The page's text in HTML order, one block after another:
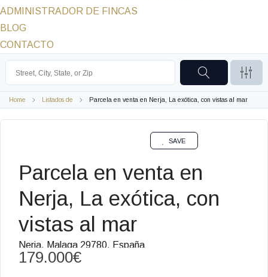
ADMINISTRADOR DE FINCAS
BLOG
CONTACTO
Home Listados de Parcela en venta en Nerja, La exótica, con vistas al mar
Parcela en venta en
Nerja, La exótica, con
vistas al mar
Nerja, Malaga 29780, España
SAVE
179.000€